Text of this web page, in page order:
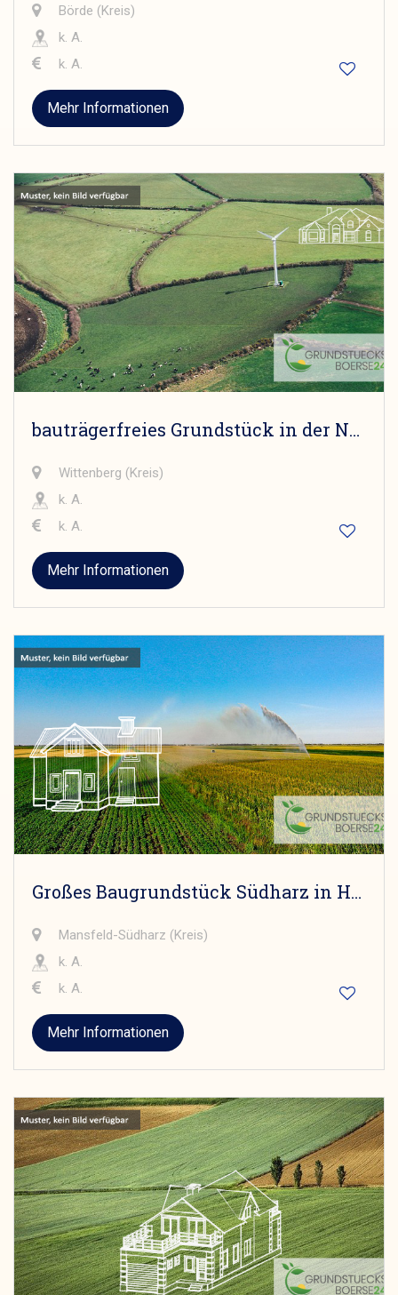
Börde (Kreis)
k. A.
k. A.
Mehr Informationen
bauträgerfreies Grundstück in der Nähe vom schönen Möhlauer See
Wittenberg (Kreis)
k. A.
k. A.
Mehr Informationen
Großes Baugrundstück Südharz in Hergisdorf, 2900 qm
Mansfeld-Südharz (Kreis)
k. A.
k. A.
Mehr Informationen